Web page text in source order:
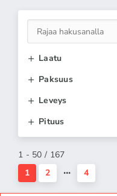
Laatu
Paksuus
Leveys
Pituus
1 - 50 / 167
1
2 4